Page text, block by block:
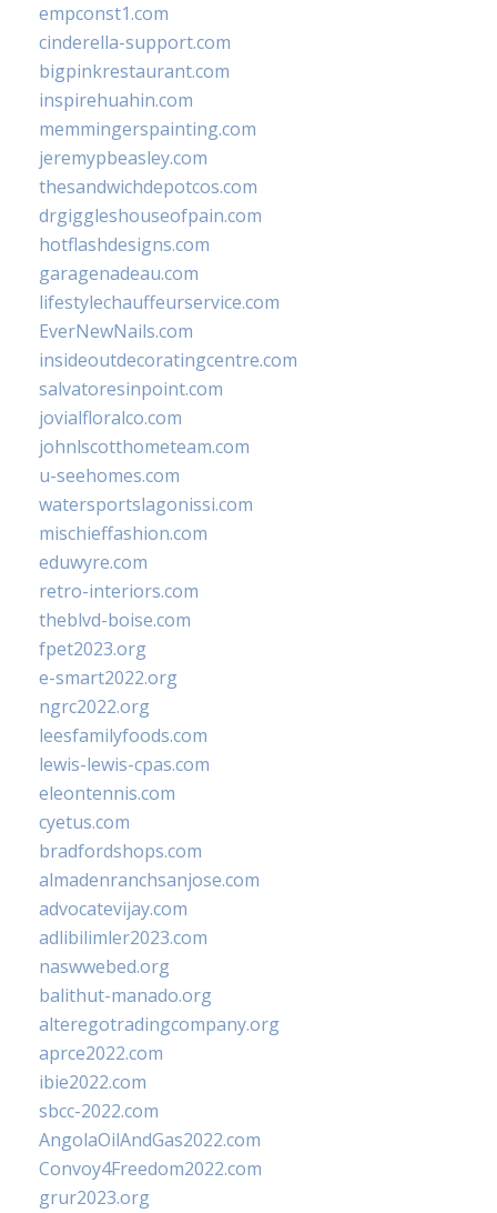
empconst1.com
cinderella-support.com
bigpinkrestaurant.com
inspirehuahin.com
memmingerspainting.com
jeremypbeasley.com
thesandwichdepotcos.com
drgiggleshouseofpain.com
hotflashdesigns.com
garagenadeau.com
lifestylechauffeurservice.com
EverNewNails.com
insideoutdecoratingcentre.com
salvatoresinpoint.com
jovialfloralco.com
johnlscotthometeam.com
u-seehomes.com
watersportslagonissi.com
mischieffashion.com
eduwyre.com
retro-interiors.com
theblvd-boise.com
fpet2023.org
e-smart2022.org
ngrc2022.org
leesfamilyfoods.com
lewis-lewis-cpas.com
eleontennis.com
cyetus.com
bradfordshops.com
almadenranchsanjose.com
advocatevijay.com
adlibilimler2023.com
naswwebed.org
balithut-manado.org
alteregotradingcompany.org
aprce2022.com
ibie2022.com
sbcc-2022.com
AngolaOilAndGas2022.com
Convoy4Freedom2022.com
grur2023.org